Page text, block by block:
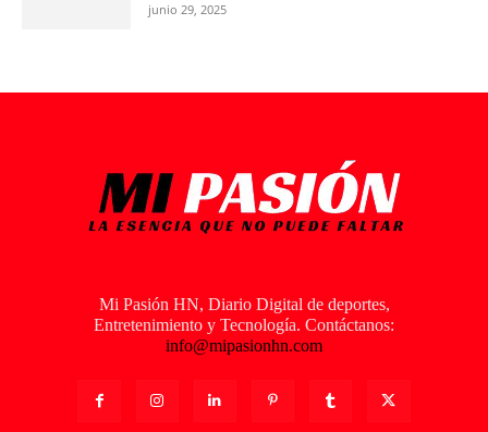
junio 29, 2025
Mi Pasión HN, Diario Digital de deportes,
Entretenimiento y Tecnología. Contáctanos:
info@mipasionhn.com